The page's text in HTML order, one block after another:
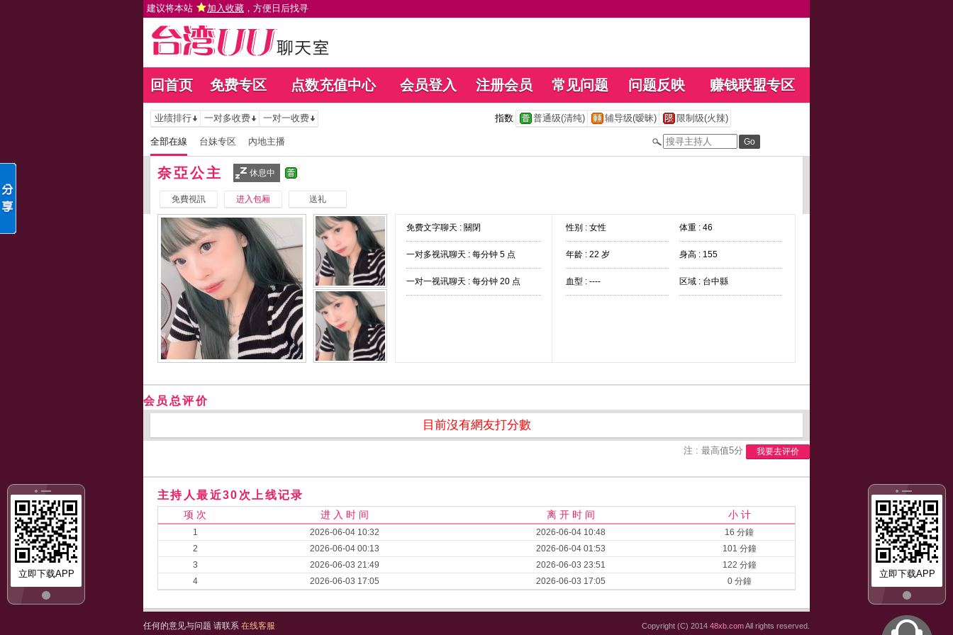
建议将本站 加入收藏 ，方便日后找寻
回首页 免费专区 点数充值中心 会员登入 注册会员 常见问题 问题反映 赚钱联盟专区
立即下载APP
立即下载APP
业绩排行 一对多收费 一对一收费 指数 普通级(清纯) 辅导级(暧昧) 限制级(火辣)
全部在線 台妹专区 內地主播
奈亞公主 休息中
免費視訊 进入包厢 送礼
免费文字聊天 : 關閉
一对多视讯聊天 : 每分钟 5 点
一对一视讯聊天 : 每分钟 20 点
性别 : 女性 体重 : 46
年龄 : 22 岁 身高 : 155
血型 : ---- 区域 : 台中縣
会员总评价
目前沒有網友打分數
注 : 最高值5分 我要去评价
主持人最近30次上线记录
项 次 进 入 时 间 离 开 时 间 小 计
1 2026-06-04 10:32 2026-06-04 10:48
16 分鐘
2
2026-06-04 00:13 2026-06-04 01:53
101 分鐘
3
2026-06-03 21:49 2026-06-03 23:51
122 分鐘
4
2026-06-03 17:05 2026-06-03 17:05 0 分鐘
任何的意见与问题 请联系 在线客服 Copyright (C) 2014 48xb.comAll rights reserved.